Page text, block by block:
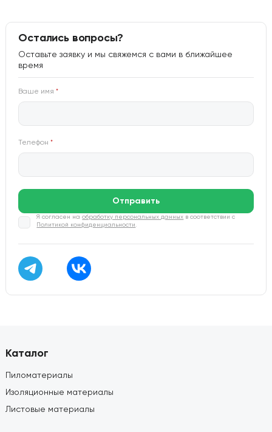
Остались вопросы?
Оставьте заявку и мы свяжемся с вами в ближайшее
время
Ваше имя*
Телефон*
Отправить
Я согласен наобработку персональных данных в соответствии с
Политикой конфиденциальности
Каталог
Пиломатериалы
Изоляционные материалы
Листовые материалы